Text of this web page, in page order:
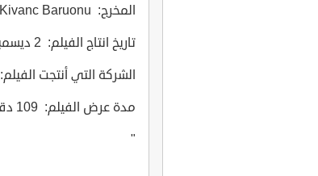
المخرج: Kivanc Baruonu
تاريخ انتاج الفيلم: 2 ديسمبر 2016
الشركة التي أنتجت الفيلم: Besiktas Kültür Merkezi (BKM)
مدة عرض الفيلم: 109 دقيقة
"